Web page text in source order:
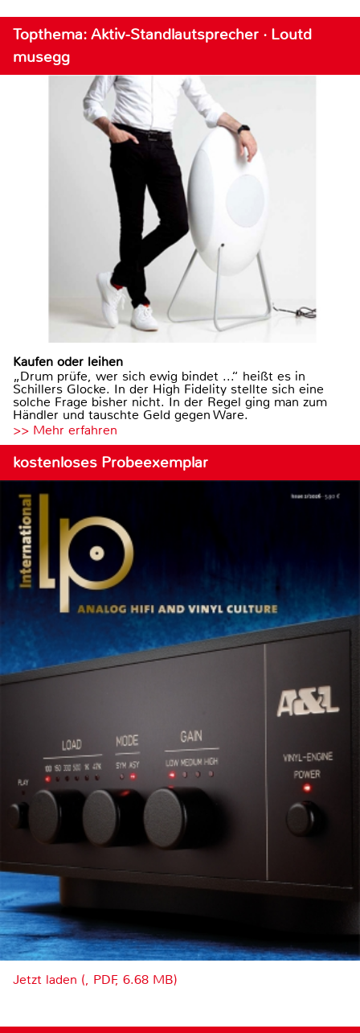
Topthema: Aktiv-Standlautsprecher · Loutd
musegg
Kaufen oder leihen
„Drum prüfe, wer sich ewig bindet ...“ heißt es in
Schillers Glocke. In der High Fidelity stellte sich eine
solche Frage bisher nicht. In der Regel ging man zum
Händler und tauschte Geld gegen Ware.
>> Mehr erfahren
kostenloses Probeexemplar
Jetzt laden (, PDF, 6.68 MB)